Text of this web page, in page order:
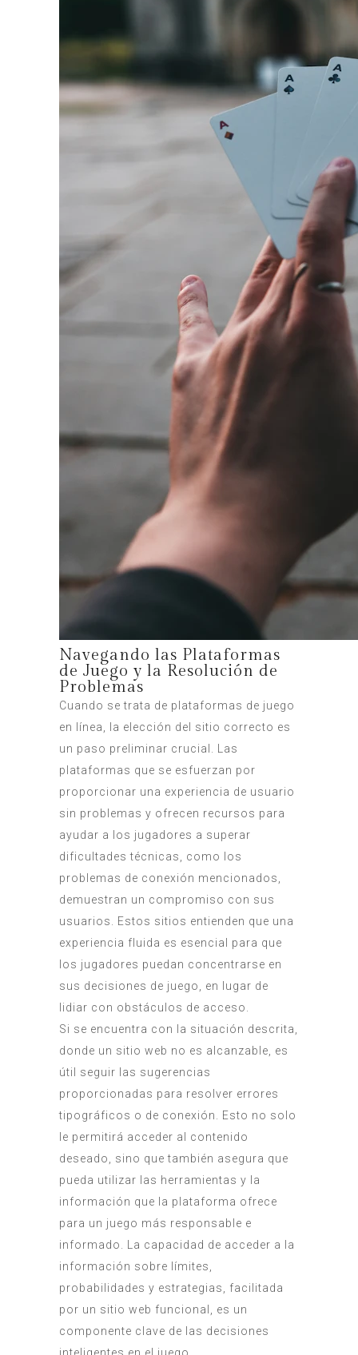
Navegando las Plataformas
de Juego y la Resolución de
Problemas
Cuando se trata de plataformas de juego
en línea, la elección del sitio correcto es
un paso preliminar crucial. Las
plataformas que se esfuerzan por
proporcionar una experiencia de usuario
sin problemas y ofrecen recursos para
ayudar a los jugadores a superar
dificultades técnicas, como los
problemas de conexión mencionados,
demuestran un compromiso con sus
usuarios. Estos sitios entienden que una
experiencia fluida es esencial para que
los jugadores puedan concentrarse en
sus decisiones de juego, en lugar de
lidiar con obstáculos de acceso.
Si se encuentra con la situación descrita,
donde un sitio web no es alcanzable, es
útil seguir las sugerencias
proporcionadas para resolver errores
tipográficos o de conexión. Esto no solo
le permitirá acceder al contenido
deseado, sino que también asegura que
pueda utilizar las herramientas y la
información que la plataforma ofrece
para un juego más responsable e
informado. La capacidad de acceder a la
información sobre límites,
probabilidades y estrategias, facilitada
por un sitio web funcional, es un
componente clave de las decisiones